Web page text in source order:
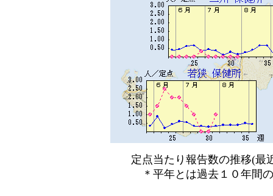
定点当たり報告数の推移(最
＊平年とは過去１０年間の